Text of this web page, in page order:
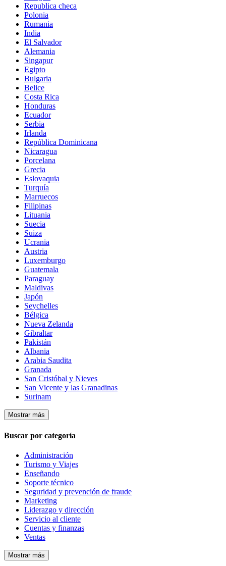
Republica checa
Polonia
Rumania
India
El Salvador
Alemania
Singapur
Egipto
Bulgaria
Belice
Costa Rica
Honduras
Ecuador
Serbia
Irlanda
República Dominicana
Nicaragua
Porcelana
Grecia
Eslovaquia
Turquía
Marruecos
Filipinas
Lituania
Suecia
Suiza
Ucrania
Austria
Luxemburgo
Guatemala
Paraguay
Maldivas
Japón
Seychelles
Bélgica
Nueva Zelanda
Gibraltar
Pakistán
Albania
Arabia Saudita
Granada
San Cristóbal y Nieves
San Vicente y las Granadinas
Surinam
Mostrar más
Buscar por categoría
Administración
Turismo y Viajes
Enseñando
Soporte técnico
Seguridad y prevención de fraude
Marketing
Liderazgo y dirección
Servicio al cliente
Cuentas y finanzas
Ventas
Mostrar más